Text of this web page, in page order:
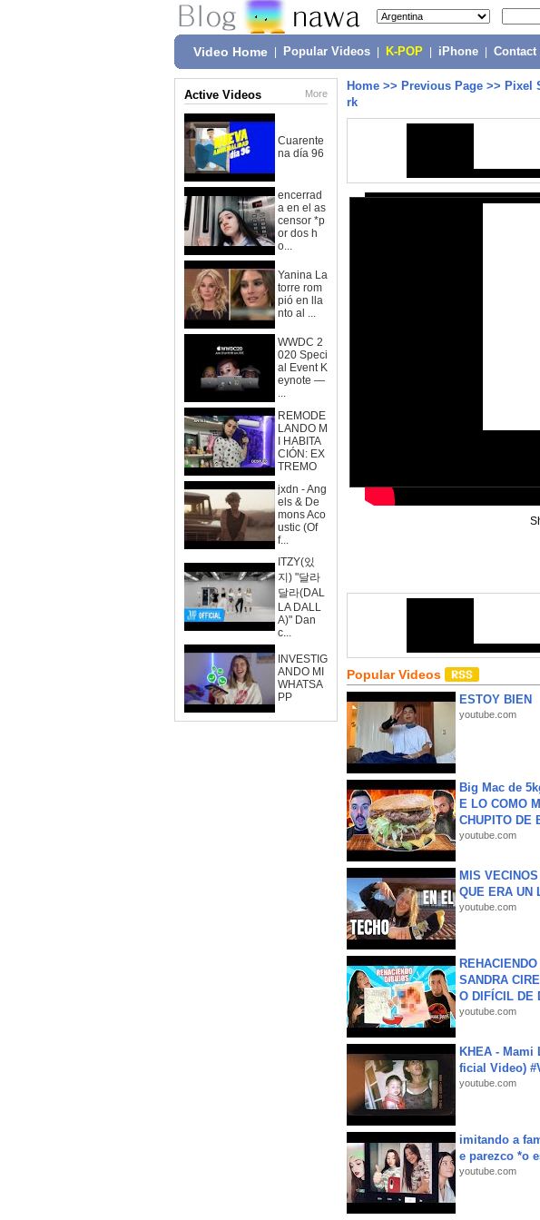
Video Home Popular Videos K-POP iPhone Contact
Active Videos More
Cuarente
na día 96
encerrad
a en el as
censor *p
or dos h
o...
Yanina La
torre rom
pió en lla
nto al ...
WWDC 2
020 Speci
al Event K
eynote —
...
REMODE
LANDO M
I HABITA
CIÓN: EX
TREMO
jxdn - Ang
els & De
mons Aco
ustic (Of
f...
ITZY(있
지) "달라
달라(DAL
LA DALL
A)" Dan
c...
INVESTIG
ANDO MI
WHATSA
PP
Home >> Previous Page >> Pixel
rk
Popular Videos
ESTOY BIEN
youtube.com
Big Mac de
E LO COMO
CHUPITO DE
youtube.com
MIS
QUE ERA UN
youtube.com
SANDRA
O DIFÍCIL DE
youtube.com
KHEA - Mami
ficial Video)
youtube.com
imitando a
e parezco *o
youtube.com